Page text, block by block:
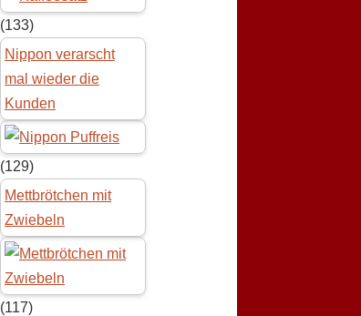
(133)
Nippon verarscht
mal wieder die
Kunden
(129)
Mettbrötchen mit
Zwiebeln
(117)